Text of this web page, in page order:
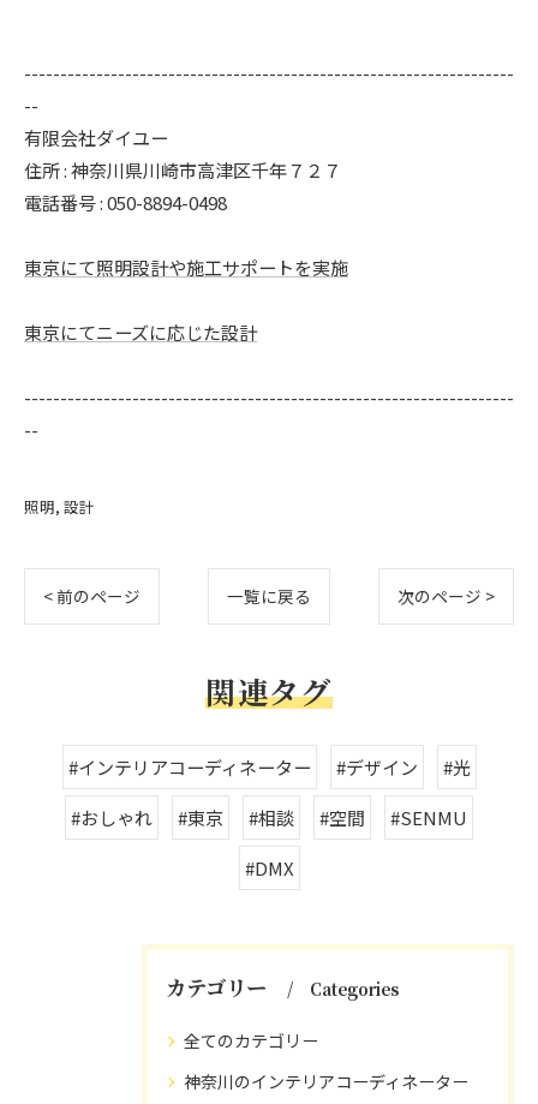
--------------------------------------------------------------------
--
有限会社ダイユー
住所 : 神奈川県川崎市高津区千年７２７
電話番号 : 050-8894-0498
東京にて照明設計や施工サポートを実施
東京にてニーズに応じた設計
--------------------------------------------------------------------
--
照明 設計
< 前のページ 一覧に戻る 次のページ >
関連タグ
#インテリアコーディネーター #デザイン
#光
#おしゃれ
#東京 #相談 #空間
#SENMU
#DMX
カテゴリー Categories
全てのカテゴリー
神奈川のインテリアコーディネーター